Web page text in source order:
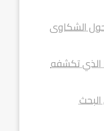
الشكاوى
الذي تكشفه